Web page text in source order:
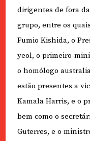
dirigentes de fora
grupo, entre os
Fumio Kishida, o
yeol, o primeiro-
o homólogo
estão presentes a
Kamala Harris, e o
bem como o
Guterres, e o